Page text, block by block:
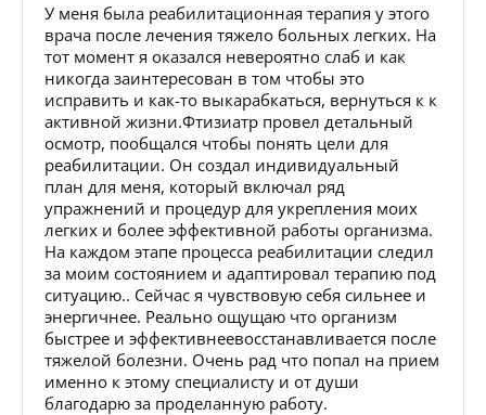
У меня была реабилитационная терапия у этого
врача после лечения тяжело больных легких. На
тот момент я оказался невероятно слаб и как
никогда заинтересован в том чтобы это
исправить и как-то выкарабкаться, вернуться к к
активной жизни.Фтизиатр провел детальный
осмотр, пообщался чтобы понять цели для
реабилитации. Он создал индивидуальный
план для меня, который включал ряд
упражнений и процедур для укрепления моих
легких и более эффективной работы организма.
На каждом этапе процесса реабилитации следил
за моим состоянием и адаптировал терапию под
ситуацию.. Сейчас я чувствовую себя сильнее и
энергичнее. Реально ощущаю что организм
быстрее и эффективнеевосстанавливается после
тяжелой болезни. Очень рад что попал на прием
именно к этому специалисту и от души
благодарю за проделанную работу.